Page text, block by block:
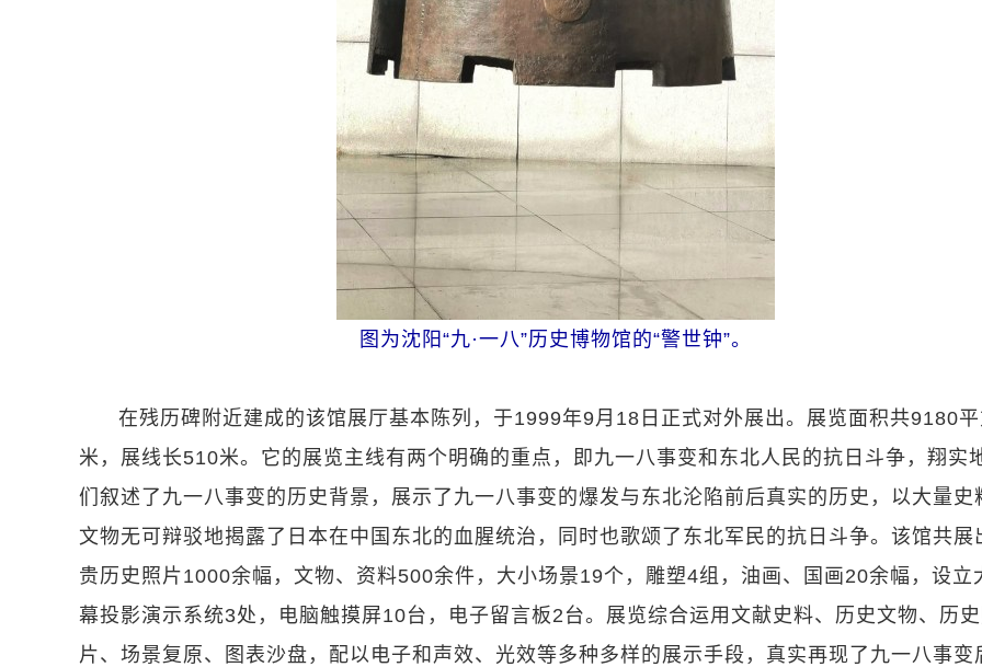
图为沈阳“九·一八”历史博物馆的‌“警世钟”‌。
在残历碑附近建成的该馆展厅基本陈列，于1999年9月18日正式对外展出。展览面积共9180平
米，展线长510米。它的展览主线有两个明确的重点，即九一八事变和东北人民的抗日斗争，翔实
们叙述了九一八事变的历史背景，展示了九一八事变的爆发与东北沦陷前后真实的历史，以大量史
文物无可辩驳地揭露了日本在中国东北的血腥统治，同时也歌颂了东北军民的抗日斗争。该馆共展
贵历史照片1000余幅，文物、资料500余件，大小场景19个，雕塑4组，油画、国画20余幅，设立
幕投影演示系统3处，电脑触摸屏10台，电子留言板2台。展览综合运用文献史料、历史文物、历
片、场景复原、图表沙盘，配以电子和声效、光效等多种多样的展示手段，真实再现了九一八事变